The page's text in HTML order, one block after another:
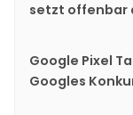
setzt offenbar
Google Pixel
Googles